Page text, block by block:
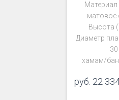
Материал
матовое
Высота
Диаметр
30
хамам/
руб. 22